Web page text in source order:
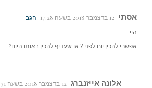
אסתי 12 בדצמבר 2018 בשעה 17:28
הגב
היי
אפשרי להכין יום לפני ? או שעדיף להכין באותו היום?
אלונה אייזנברג 12 בדצמבר 2018 בשעה 17:31